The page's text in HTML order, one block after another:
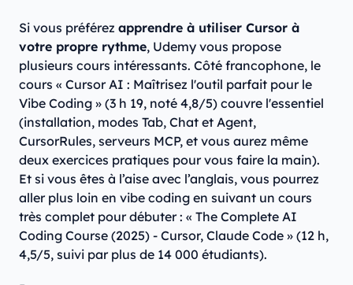
Si vous préférez apprendre à utiliser Cursor à
votre propre rythme, Udemy vous propose
plusieurs cours intéressants. Côté francophone, le
cours « Cursor AI : Maîtrisez l'outil parfait pour le
Vibe Coding » (3 h 19, noté 4,8/5) couvre l'essentiel
(installation, modes Tab, Chat et Agent,
CursorRules, serveurs MCP, et vous aurez même
deux exercices pratiques pour vous faire la main).
Et si vous êtes à l’aise avec l’anglais, vous pourrez
aller plus loin en vibe coding en suivant un cours
très complet pour débuter : « The Complete AI
Coding Course (2025) - Cursor, Claude Code » (12 h,
4,5/5, suivi par plus de 14 000 étudiants).